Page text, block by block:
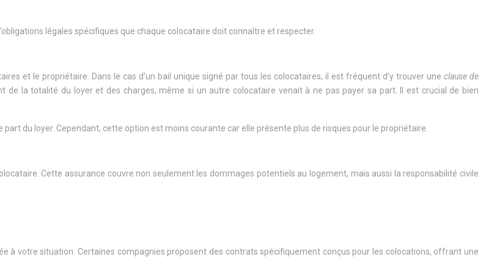
légales spécifiques que chaque colocataire doit connaître et respecter.
et le propriétaire. Dans le cas d’un bail unique signé par tous les colocataires, il est fréquent d’y trouver une clause de
de la totalité du loyer et des charges, même si un autre colocataire venait à ne pas payer sa part. Il est crucial de bien
du loyer. Cependant, cette option est moins courante car elle présente plus de risques pour le propriétaire.
Cette assurance couvre non seulement les dommages potentiels au logement, mais aussi la responsabilité civile
à votre situation. Certaines compagnies proposent des contrats spécifiquement conçus pour les colocations, offrant une